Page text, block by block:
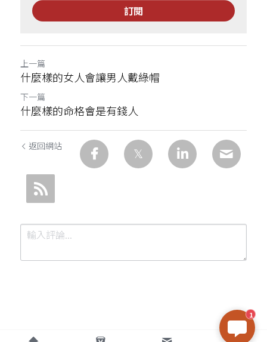
訂閱
上一篇
什麼樣的女人會讓男人戴綠帽
下一篇
什麼樣的命格會是有錢人
返回網站
1